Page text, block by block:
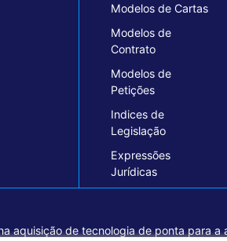
Modelos de Cartas
Modelos de
Contrato
Modelos de
Petições
Indices de
Legislação
Expressões
Jurídicas
aquisição de tecnologia de ponta para